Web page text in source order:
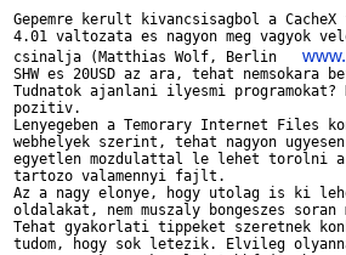
Gepemre kerult kivancsisagbol a
4.01 valtozata es nagyon meg vagyok
csinalja (Matthias Wolf, Berlin
SHW es 20USD az ara, tehat
Tudnatok ajanlani ilyesmi programokat?
pozitiv.
Lenyegeben a Temorary Internet Files
webhelyek szerint, tehat nagyon
egyetlen mozdulattal le lehet torolni a
tartozo valamennyi fajlt.
Az a nagy elonye, hogy utolag is ki
oldalakat, nem muszaly bongeszes
Tehat gyakorlati tippeket szeretnek
tudom, hogy sok letezik. Elvileg